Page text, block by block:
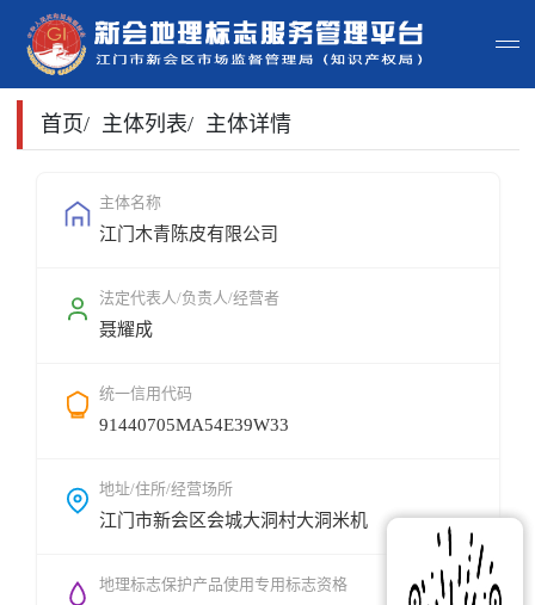
首页
政策法规
申请指南
地标地图
用户登录
首页/ 主体列表/ 主体详情
主体名称
江门木青陈皮有限公司
法定代表人/负责人/经营者
聂耀成
统一信用代码
91440705MA54E39W33
地址/住所/经营场所
江门市新会区会城大洞村大洞米机
地理标志保护产品使用专用标志资格